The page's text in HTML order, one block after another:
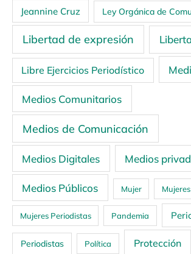
Jeannine Cruz Ley Orgánica de
Libertad de expresión
Libre Ejercicios Periodístico
Medios Comunitarios
Medios de Comunicación
Medios Digitales Medios
Medios Públicos Mujer Mujeres
Mujeres Periodistas Pandemia
Periodistas Política Protección